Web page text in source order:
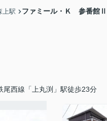
上駅 ファミール・Ｋ 参番館Ⅱ
尾西線「上丸渕」駅徒歩23分